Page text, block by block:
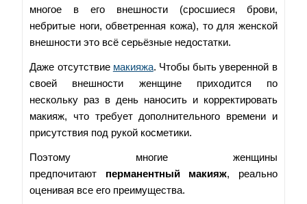
многое в его внешности (сросшиеся брови,
небритые ноги, обветренная кожа), то для женской
внешности это всё серьёзные недостатки.
Даже отсутствие макияжа. Чтобы быть уверенной в
своей внешности женщине приходится по
нескольку раз в день наносить и корректировать
макияж, что требует дополнительного времени и
присутствия под рукой косметики.
Поэтому многие женщины
предпочитают перманентный макияж, реально
оценивая все его преимущества.